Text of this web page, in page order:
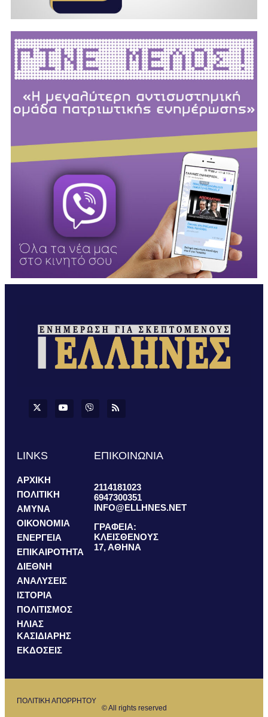
LINKS
ΑΡΧΙΚΗ
ΠΟΛΙΤΙΚΗ
ΑΜΥΝΑ
ΟΙΚΟΝΟΜΙΑ
ΕΝΕΡΓΕΙΑ
ΕΠΙΚΑΙΡΟΤΗΤΑ
ΔΙΕΘΝΗ
ΑΝΑΛΥΣΕΙΣ
ΙΣΤΟΡΙΑ
ΠΟΛΙΤΙΣΜΟΣ
ΗΛΙΑΣ
ΚΑΣΙΔΙΑΡΗΣ
ΕΚΔΟΣΕΙΣ
ΕΠΙΚΟΙΝΩΝΙΑ
2114181023
6947300351
INFO@ELLHNES.NET
ΓΡΑΦΕΙΑ:
ΚΛΕΙΣΘΕΝΟΥΣ
17, ΑΘΗΝΑ
ΠΟΛΙΤΙΚΗ ΑΠΟΡΡΗΤΟΥ
© All rights reserved